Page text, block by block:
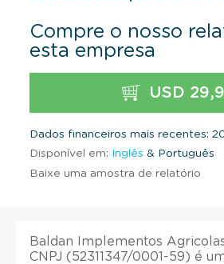
Compre o nosso
esta empresa
USD
Dados financeiros mais recentes:
Disponível em: Inglês & Português
Baixe uma amostra de relatório
Baldan Implementos
CNPJ (52311347/0001-59) é